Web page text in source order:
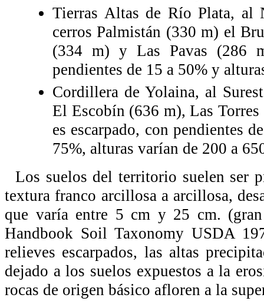
Tierras Altas de Río Plata, al
cerros Palmistán (330 m) el
(334 m) y Las Pavas (286
pendientes de 15 a 50% y
Cordillera de Yolaina, al
El Escobín (636 m), Las
es escarpado, con pendientes
75%, alturas varían de 200 a
Los suelos del territorio suelen ser
textura franco arcillosa a arcillosa,
que varía entre 5 cm y 25 cm.
Handbook Soil Taxonomy USDA
relieves escarpados, las altas
dejado a los suelos expuestos a la
rocas de origen básico afloren a la